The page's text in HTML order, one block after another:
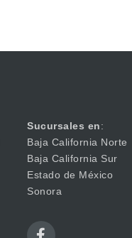
Sucursales en:
Baja California Norte
Baja California Sur
Estado de México
Sonora